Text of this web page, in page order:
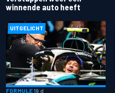
winnende auto heeft
UITGELICHT
FORMULE 19 d